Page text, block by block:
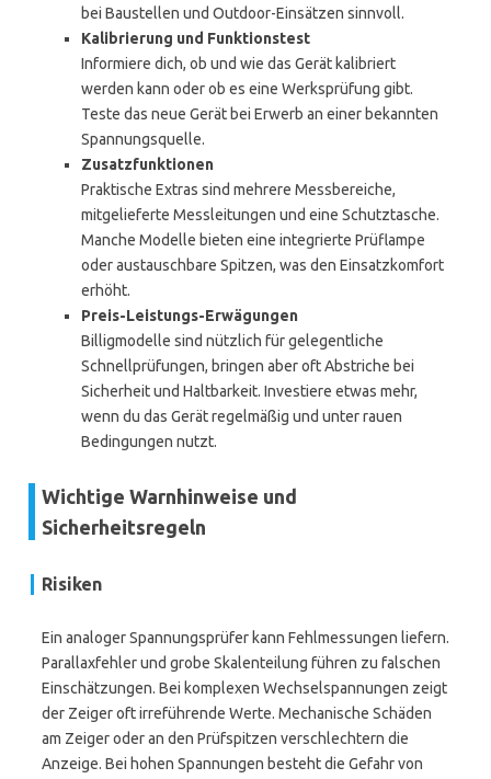
bei Baustellen und Outdoor-Einsätzen sinnvoll.
Kalibrierung und Funktionstest
Informiere dich, ob und wie das Gerät kalibriert
werden kann oder ob es eine Werksprüfung gibt.
Teste das neue Gerät bei Erwerb an einer bekannten
Spannungsquelle.
Zusatzfunktionen
Praktische Extras sind mehrere Messbereiche,
mitgelieferte Messleitungen und eine Schutztasche.
Manche Modelle bieten eine integrierte Prüflampe
oder austauschbare Spitzen, was den Einsatzkomfort
erhöht.
Preis-Leistungs-Erwägungen
Billigmodelle sind nützlich für gelegentliche
Schnellprüfungen, bringen aber oft Abstriche bei
Sicherheit und Haltbarkeit. Investiere etwas mehr,
wenn du das Gerät regelmäßig und unter rauen
Bedingungen nutzt.
Wichtige Warnhinweise und
Sicherheitsregeln
Risiken
Ein analoger Spannungsprüfer kann Fehlmessungen liefern.
Parallaxfehler und grobe Skalenteilung führen zu falschen
Einschätzungen. Bei komplexen Wechselspannungen zeigt
der Zeiger oft irreführende Werte. Mechanische Schäden
am Zeiger oder an den Prüfspitzen verschlechtern die
Anzeige. Bei hohen Spannungen besteht die Gefahr von